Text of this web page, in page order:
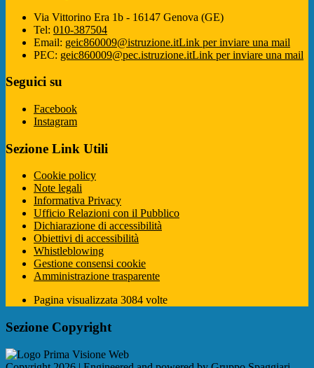
Via Vittorino Era 1b - 16147 Genova (GE)
Tel: 010-387504
Email: geic860009@istruzione.itLink per inviare una mail
PEC: geic860009@pec.istruzione.itLink per inviare una mail
Seguici su
Facebook
Instagram
Sezione Link Utili
Cookie policy
Note legali
Informativa Privacy
Ufficio Relazioni con il Pubblico
Dichiarazione di accessibilità
Obiettivi di accessibilità
Whistleblowing
Gestione consensi cookie
Amministrazione trasparente
Pagina visualizzata 3084 volte
Sezione Copyright